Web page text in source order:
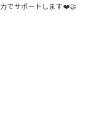
でサポートします❤️🤝